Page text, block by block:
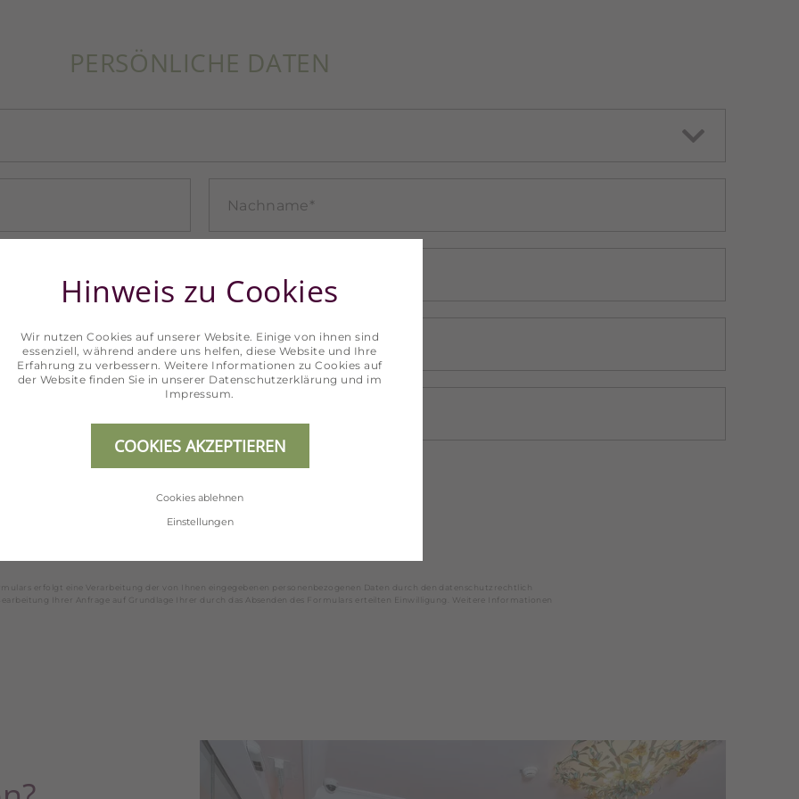
PERSÖNLICHE DATEN
erfolgt eine Verarbeitung der von Ihnen eingegebenen personenbezogenen Daten durch den datenschutzrechtlich
Ihrer Anfrage auf Grundlage Ihrer durch das Absenden des Formulars erteilten Einwilligung.
Weitere Informationen
Hinweis zu Cookies
Wir nutzen Cookies auf unserer Website. Einige von ihnen sind
essenziell, während andere uns helfen, diese Website und Ihre
Erfahrung zu verbessern. Weitere Informationen zu Cookies auf
der Website finden Sie in unserer Datenschutzerklärung und im
Impressum
COOKIES AKZEPTIEREN
Cookies ablehnen
Einstellungen